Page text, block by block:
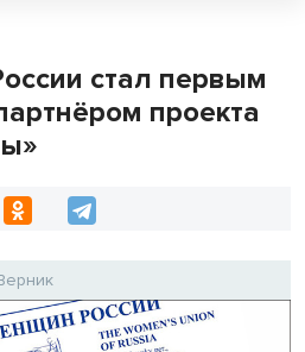
стал первым
проекта